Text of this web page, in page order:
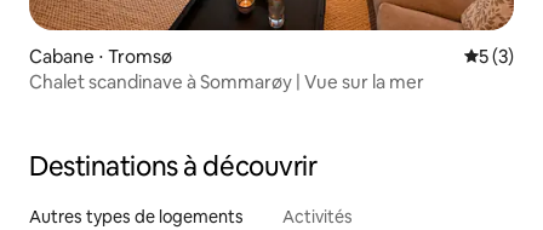
Cabane ⋅ Tromsø
5 (3)
Chalet scandinave à Sommarøy | Vue sur la mer
Destinations à découvrir
Autres types de logements Activités